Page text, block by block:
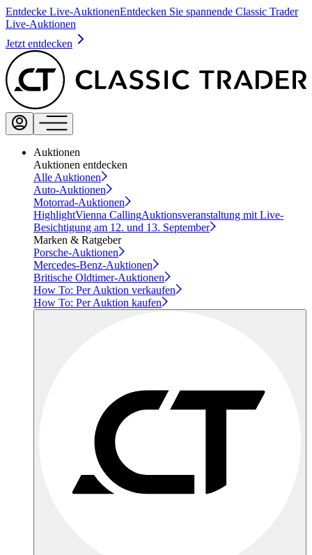
Entdecke Live-AuktionenEntdecken Sie spannende Classic Trader
Live-Auktionen
Jetzt entdecken
Auktionen
Auktionen entdecken
Alle Auktionen
Auto-Auktionen
Motorrad-Auktionen
HighlightVienna CallingAuktionsveranstaltung mit Live-
Besichtigung am 12. und 13. September
Marken & Ratgeber
Porsche-Auktionen
Mercedes-Benz-Auktionen
Britische Oldtimer-Auktionen
How To: Per Auktion verkaufen
How To: Per Auktion kaufen